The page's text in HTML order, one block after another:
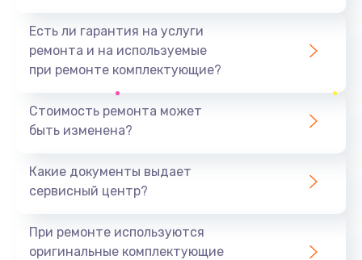
Замена микросхемы управления
1100 руб.
Замена микросхемы NFC
2000 руб.
Есть ли гарантия на услуги
ремонта и на используемые
при ремонте комплектующие?
Стоимость ремонта может
быть изменена?
Какие документы выдает
сервисный центр?
При ремонте используются
оригинальные комплектующие